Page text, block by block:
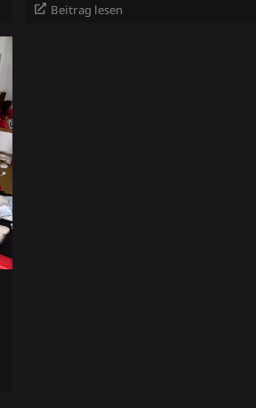
Beitrag lesen